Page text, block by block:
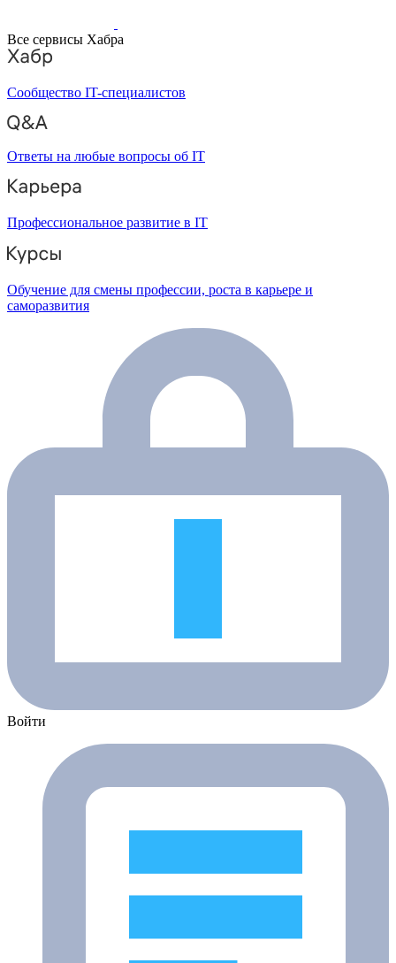
Все сервисы Хабра
Сообщество IT-специалистов
Ответы на любые вопросы об IT
Профессиональное развитие в IT
Обучение для смены профессии, роста в карьере и
саморазвития
Войти